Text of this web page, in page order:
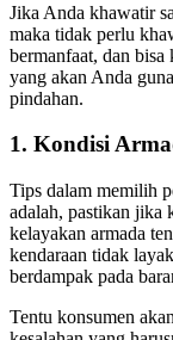
Jika Anda khawatir
maka tidak perlu
bermanfaat, dan bisa
yang akan Anda
pindahan.
1. Kondisi
Tips dalam memilih
adalah, pastikan jika
kelayakan armada
kendaraan tidak
berdampak pada
Tentu konsumen